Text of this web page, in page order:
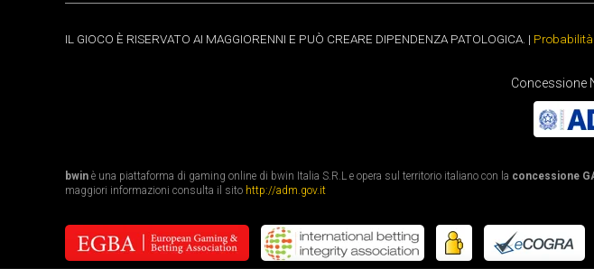
IL GIOCO È RISERVATO AI MAGGIORENNI E PUÒ CREARE DIPENDENZA PATOLOGICA. |
Concessione
bwin è una piattaforma di gaming online di bwin Italia S.R.L e opera sul territorio italiano con la concessione
maggiori informazioni consulta il sito http://adm.gov.it